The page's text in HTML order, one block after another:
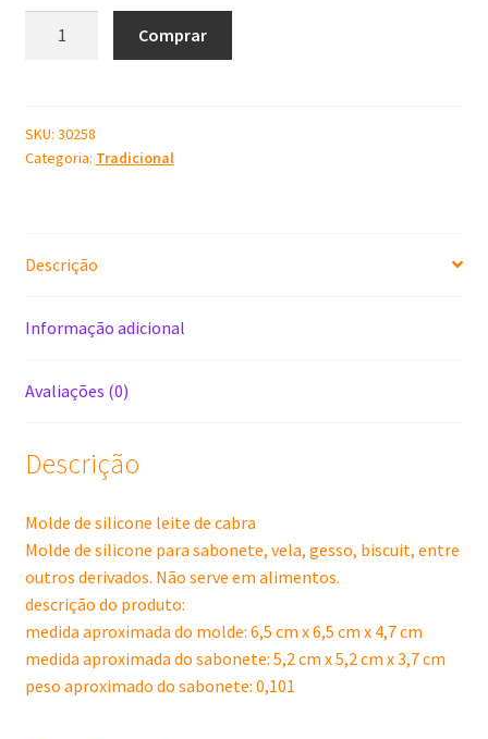
de
Cabra
Comprar
SKU: 30258
Categoria: Tradicional
Descrição
Informação adicional
Avaliações (0)
Descrição
Molde de silicone leite de cabra
Molde de silicone para sabonete, vela, gesso, biscuit, entre
outros derivados. Não serve em alimentos.
descrição do produto:
medida aproximada do molde: 6,5 cm x 6,5 cm x 4,7 cm
medida aproximada do sabonete: 5,2 cm x 5,2 cm x 3,7 cm
peso aproximado do sabonete: 0,101